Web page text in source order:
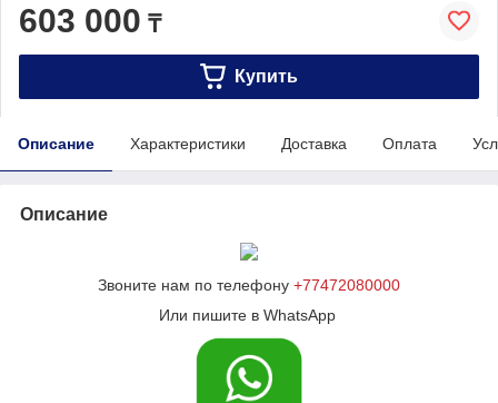
603 000 ₸
Купить
Описание Характеристики Доставка Оплата
Описание
Звоните нам по телефону +77472080000
Или пишите в WhatsApp